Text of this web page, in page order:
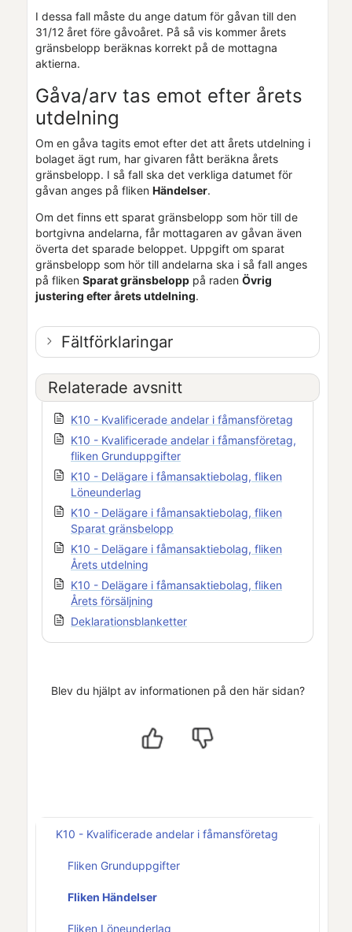
I dessa fall måste du ange datum för gåvan till den
31/12 året före gåvoåret. På så vis kommer årets
gränsbelopp beräknas korrekt på de mottagna
aktierna.
Gåva/arv tas emot efter årets
utdelning
Om en gåva tagits emot efter det att årets utdelning i
bolaget ägt rum, har givaren fått beräkna årets
gränsbelopp. I så fall ska det verkliga datumet för
gåvan anges på fliken Händelser.
Om det finns ett sparat gränsbelopp som hör till de
bortgivna andelarna, får mottagaren av gåvan även
överta det sparade beloppet. Uppgift om sparat
gränsbelopp som hör till andelarna ska i så fall anges
på fliken Sparat gränsbelopp på raden Övrig
justering efter årets utdelning.
Fältförklaringar
Relaterade avsnitt
K10 - Kvalificerade andelar i fåmansföretag
K10 - Kvalificerade andelar i fåmansföretag,
fliken Grunduppgifter
K10 - Delägare i fåmansaktiebolag, fliken
Löneunderlag
K10 - Delägare i fåmansaktiebolag, fliken
Sparat gränsbelopp
K10 - Delägare i fåmansaktiebolag, fliken
Årets utdelning
K10 - Delägare i fåmansaktiebolag, fliken
Årets försäljning
Deklarationsblanketter
Blev du hjälpt av informationen på den här sidan?
K10 - Kvalificerade andelar i fåmansföretag
Fliken Grunduppgifter
Fliken Händelser
Fliken Löneunderlag